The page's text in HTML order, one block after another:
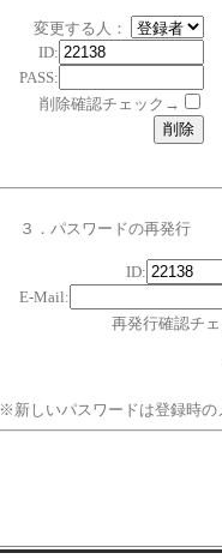
変更する人：
ID:
PASS:
削除確認チェック→
３．パスワードの再発行
ID:
E-Mail:
再発行確認チ
※新しいパスワードは登録時